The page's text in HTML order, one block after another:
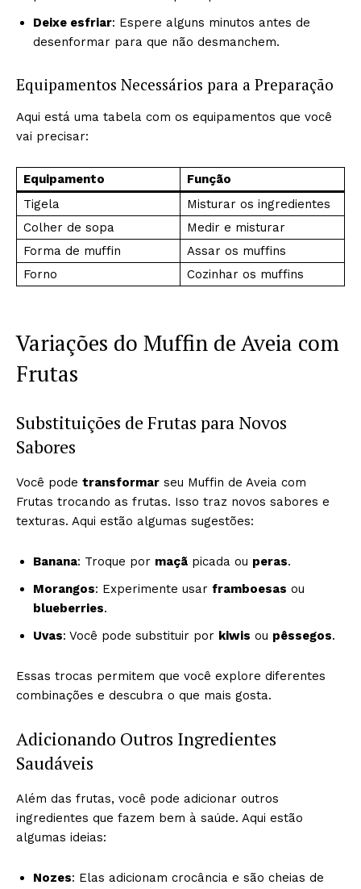
Deixe esfriar: Espere alguns minutos antes de
desenformar para que não desmanchem.
Equipamentos Necessários para a Preparação
Aqui está uma tabela com os equipamentos que você
vai precisar:
Equipamento
Função
Tigela
Misturar os ingredientes
Colher de sopa
Medir e misturar
Forma de muffin
Assar os muffins
Forno
Cozinhar os muffins
Variações do Muffin de Aveia com
Frutas
Substituições de Frutas para Novos
Sabores
Você pode transformar seu Muffin de Aveia com
Frutas trocando as frutas. Isso traz novos sabores e
texturas. Aqui estão algumas sugestões:
Banana: Troque por maçã picada ou peras.
Morangos: Experimente usar framboesas ou
blueberries.
Uvas: Você pode substituir por kiwis ou pêssegos.
Essas trocas permitem que você explore diferentes
combinações e descubra o que mais gosta.
Adicionando Outros Ingredientes
Saudáveis
Além das frutas, você pode adicionar outros
ingredientes que fazem bem à saúde. Aqui estão
algumas ideias:
Nozes: Elas adicionam crocância e são cheias de